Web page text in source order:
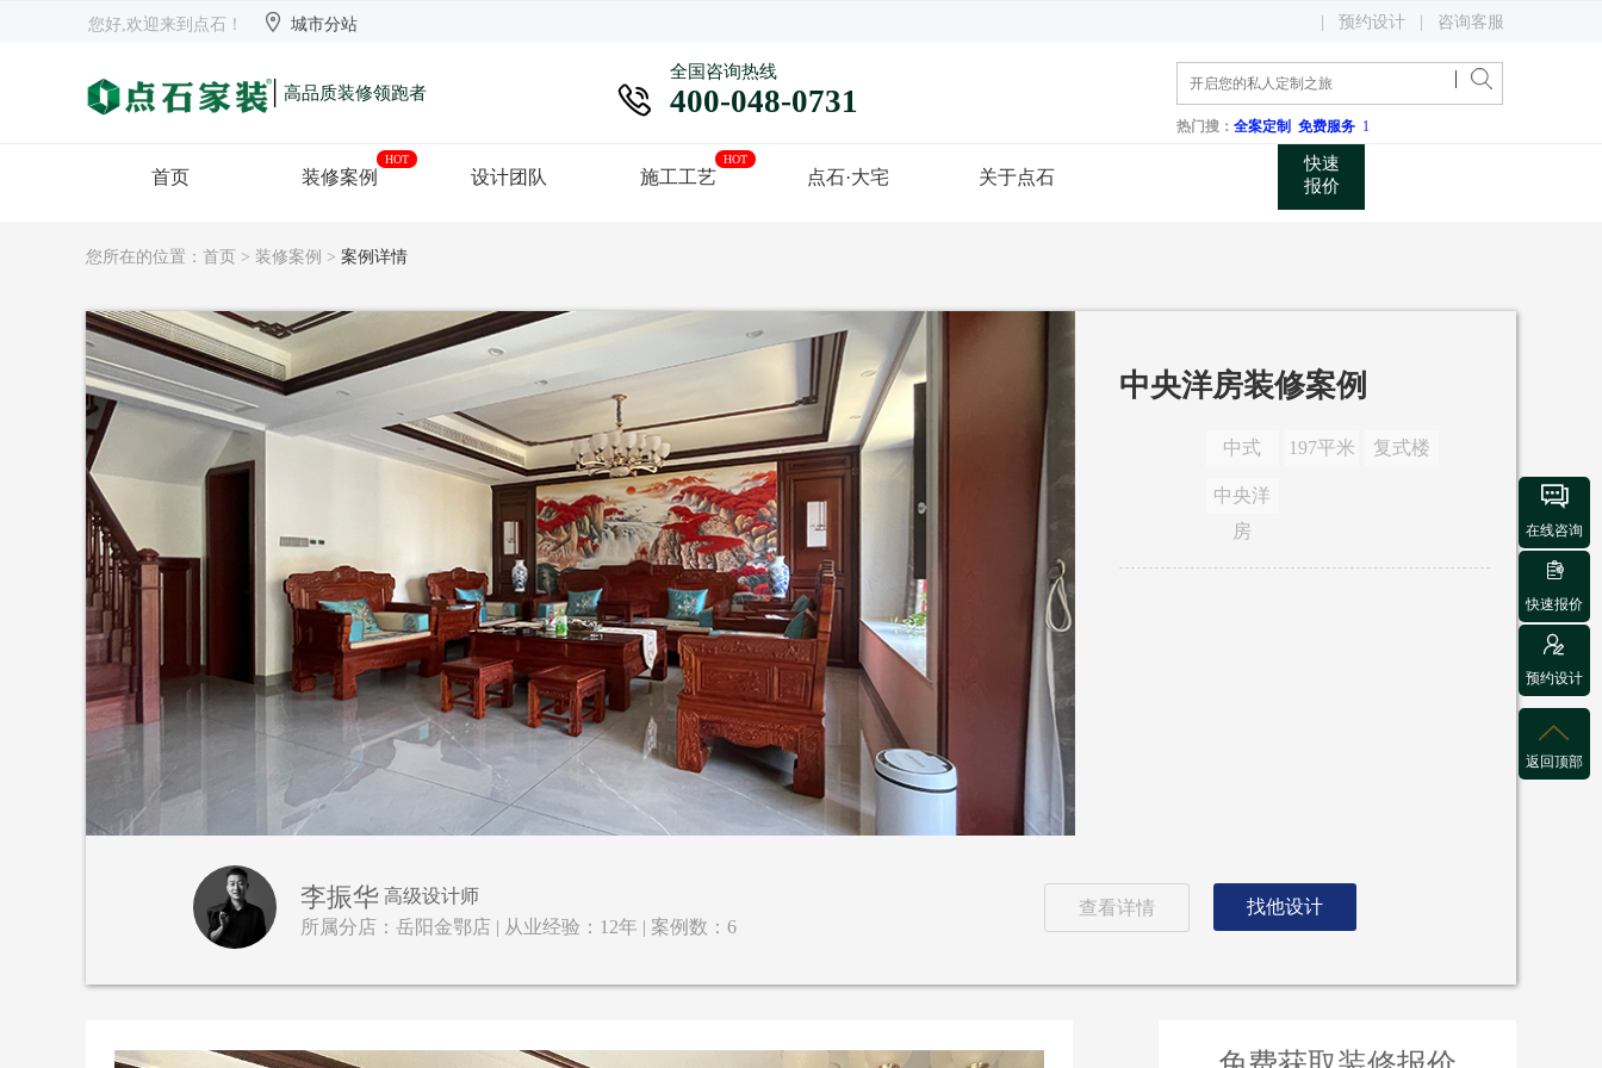
欢迎来到点石  长沙 【切换】 咨询电话 400 048 0731
您好,欢迎来到点石！  城市分站 预约设计 咨询客服
| 高品质装修领跑者 
全国咨询热线
400-048-0731
热门搜： 全案定制 免费服务 1
首页 装修案例
HOT
设计团队 施工工艺
HOT
点石·大宅 关于点石
快速
报价

在线咨询

快速报价

预约设计

返回顶部
您所在的位置： 首页 > 装修案例 > 案例详情
中央洋房装修案例
中式 197平米 复式楼
中央洋
房
李振华 高级设计师
所属分店：岳阳金鄂店 | 从业经验：12年 | 案例数：6
查看详情 找他设计